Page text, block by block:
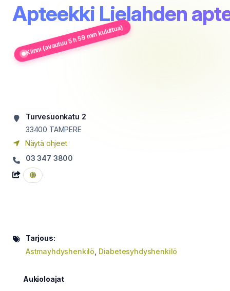
Apteekki Lielahden
Kiinni (avautuu 5 h 59 min kuluttua)
Turvesuonkatu 2
33400 TAMPERE
Näytä ohjeet
03 347 3800
Tarjous:
Astmayhdyshenkilö Diabetesyhdyshenkilö
Aukioloajat